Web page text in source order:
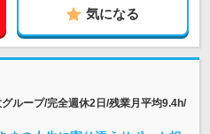
気になる
ループ/完全週休2日/残業月平均9.4h/